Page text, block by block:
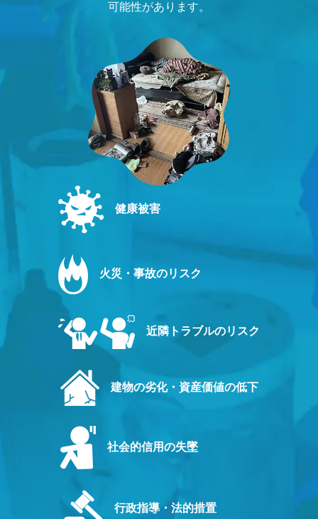
可能性があります。
健康被害
火災・事故のリスク
近隣トラブルのリスク
建物の劣化・資産価値の低下
社会的信用の失墜
行政指導・法的措置